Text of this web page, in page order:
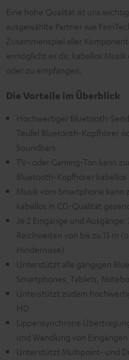
Eine hohe Qualität ist uns
ausgewählte Partner wie
Zusammenspiel aller
ermöglicht es dir, kabellos
oder zu empfangen.
Die Vorteile im Überblick
Hochwertiger Bluetooth-
Teufel Bluetooth-Kopfhörer
Soundbars
TV- oder Gaming-Ton kann
Bluetooth-Kopfhörer
Musik vom Smartphone kann
kabellos in CD-Qualität
Je 2 Eingänge und
Reichweiten von bis zu 15 m
Hindernisse)
Unterstützt alle gängigen
Smartphones, Tablets,
Unterstützt zudem
HD
Lippensynchrone
und Wandlung von
Unterstützt Multipoint- und